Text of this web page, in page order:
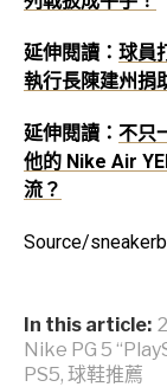
延伸閱讀： 球員
執行長陳建州捐
延伸閱讀： 不只
他的 Nike Air
流？
Source/
In this article:
Nike PG 5
PS5, 球鞋推薦